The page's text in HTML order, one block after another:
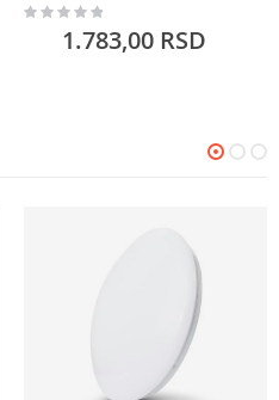
Rating:
1.783,00 RSD